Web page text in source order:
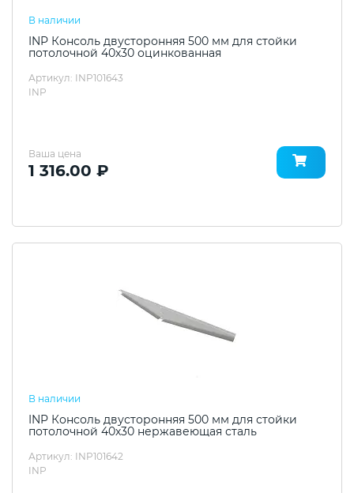
В наличии
INP Консоль двусторонняя 500 мм для стойки
потолочной 40х30 оцинкованная
Артикул: INP101643
INP
Ваша цена
1 316.00 ₽
В наличии
INP Консоль двусторонняя 500 мм для стойки
потолочной 40х30 нержавеющая сталь
Артикул: INP101642
INP